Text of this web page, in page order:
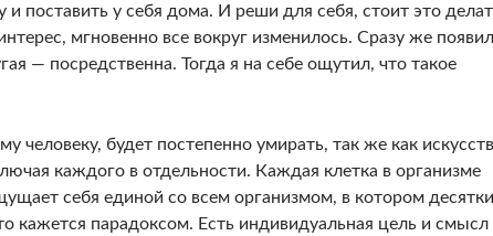
и поставить у себя дома. И реши для себя, стоит это
мгновенно все вокруг измени­лось. Сразу же
— посредственна. Тогда я на себе ощутил, что такое
че­ловеку, будет постепенно умирать, так же как
каждого в отдельности. Каждая клетка в организме
себя единой со всем организмом, в ко­тором десятки
кажется парадоксом. Есть индивиду­альная цель и смысл